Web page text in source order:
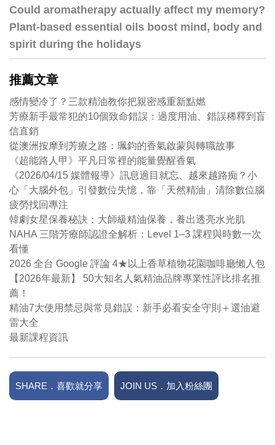
Could aromatherapy actually affect my memory?
Plant-based essential oils boost mind, body and
spirit during the holidays
推薦文章
感情變冷了？三款精油教你把親密感重新點燃
芳療新手最常犯的10個致命錯誤：過度用油、錯誤稀釋到盲
信直銷
從澳洲按摩到芳療之路：珮鈞的香氣啟蒙與轉職故事
《超能路人甲》平凡日常裡的能量覺醒香氣
《2026/04/15 媒體報導》訊息過目就忘、越來越路痴？小
心「大腦外包」引發數位失憶，靠「天然精油」清除數位腦
疲勞找回專注
韓劇女星保養秘訣：大師級精油保養，養出透亮水光肌
NAHA 三階芳療師認證全解析：Level 1–3 課程與時數一次
看懂
2026 全台 Google 評論 4★以上香草植物花園咖啡廳懶人包
【2026年最新】 50大知名人氣精油品牌專業性評比排名推
薦！
精油7大使用禁忌與常見錯誤：新手必看安全守則＋選油避
雷大全
最新課程資訊
SHARE．喜歡就分享 JOIN US．加入粉絲團